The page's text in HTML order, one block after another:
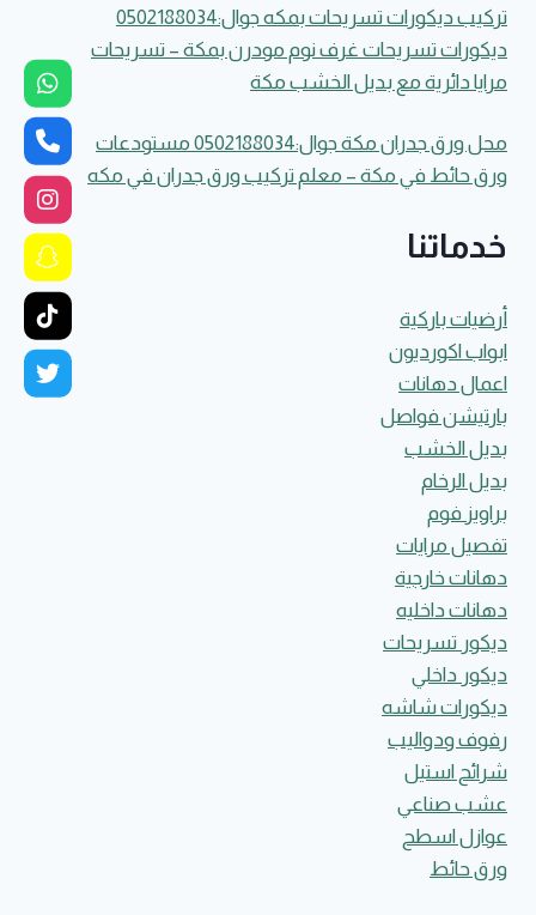
تركيب ديكورات تسريحات بمكه جوال:0502188034
ديكورات تسريحات غرف نوم مودرن بمكة – تسريحات
مرايا دائرية مع بديل الخشب مكة
محل ورق جدران مكة جوال:0502188034 مستودعات
ورق حائط في مكة – معلم تركيب ورق جدران في مكه
خدماتنا
أرضيات باركية
ابواب اكورديون
اعمال دهانات
بارتيشن فواصل
بديل الخشب
بديل الرخام
براويز فوم
تفصيل مرايات
دهانات خارجية
دهانات داخليه
ديكور تسريحات
ديكور داخلي
ديكورات شاشه
رفوف ودواليب
شرائح استيل
عشب صناعي
عوازل اسطح
ورق حائط